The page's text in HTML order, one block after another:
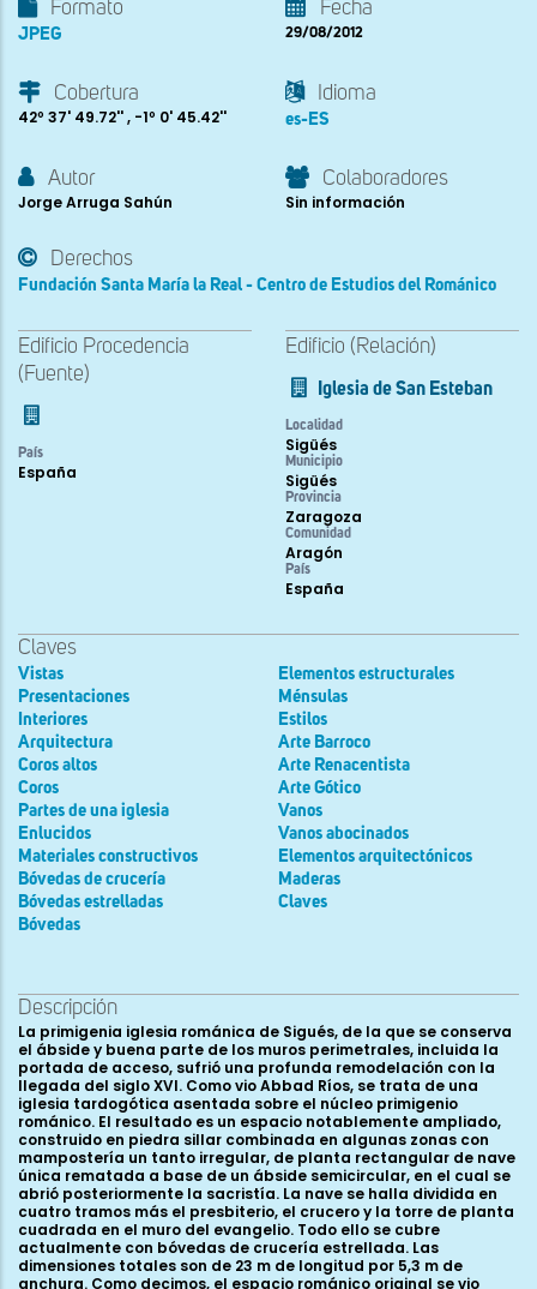
Formato
JPEG
Fecha
29/08/2012
Cobertura
42º 37' 49.72'' , -1º 0' 45.42''
Idioma
es-ES
Autor
Jorge Arruga Sahún
Colaboradores
Sin información
Derechos
Fundación Santa María la Real - Centro de Estudios del Románico
Edificio Procedencia
(Fuente)
País
España
Edificio (Relación)
Iglesia de San Esteban
Localidad
Sigüés
Municipio
Sigüés
Provincia
Zaragoza
Comunidad
Aragón
País
España
Claves
Vistas
Presentaciones
Interiores
Arquitectura
Coros altos
Coros
Partes de una iglesia
Enlucidos
Materiales constructivos
Bóvedas de crucería
Bóvedas estrelladas
Bóvedas
Elementos estructurales
Ménsulas
Estilos
Arte Barroco
Arte Renacentista
Arte Gótico
Vanos
Vanos abocinados
Elementos arquitectónicos
Maderas
Claves
Descripción
La primigenia iglesia románica de Sigués, de la que se conserva
el ábside y buena parte de los muros perimetrales, incluida la
portada de acceso, sufrió una profunda remodelación con la
llegada del siglo XVI. Como vio Abbad Ríos, se trata de una
iglesia tardogótica asentada sobre el núcleo primigenio
románico. El resultado es un espacio notablemente ampliado,
construido en piedra sillar combinada en algunas zonas con
mampostería un tanto irregular, de planta rectangular de nave
única rematada a base de un ábside semicircular, en el cual se
abrió posteriormente la sacristía. La nave se halla dividida en
cuatro tramos más el presbiterio, el crucero y la torre de planta
cuadrada en el muro del evangelio. Todo ello se cubre
actualmente con bóvedas de crucería estrellada. Las
dimensiones totales son de 23 m de longitud por 5,3 m de
anchura. Como decimos, el espacio románico original se vio